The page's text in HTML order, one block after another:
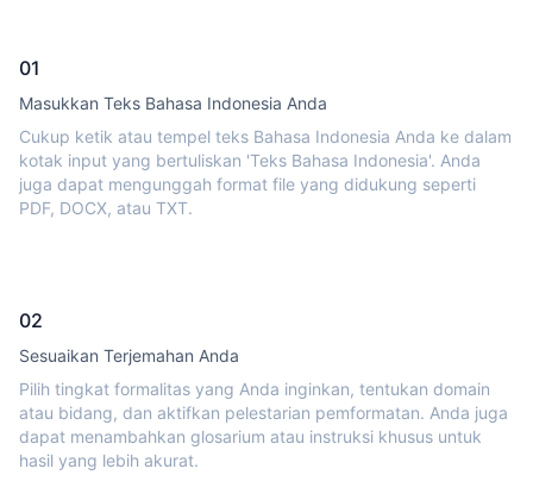
01
Masukkan Teks Bahasa Indonesia Anda
Cukup ketik atau tempel teks Bahasa Indonesia Anda ke dalam
kotak input yang bertuliskan 'Teks Bahasa Indonesia'. Anda
juga dapat mengunggah format file yang didukung seperti
PDF, DOCX, atau TXT.
02
Sesuaikan Terjemahan Anda
Pilih tingkat formalitas yang Anda inginkan, tentukan domain
atau bidang, dan aktifkan pelestarian pemformatan. Anda juga
dapat menambahkan glosarium atau instruksi khusus untuk
hasil yang lebih akurat.